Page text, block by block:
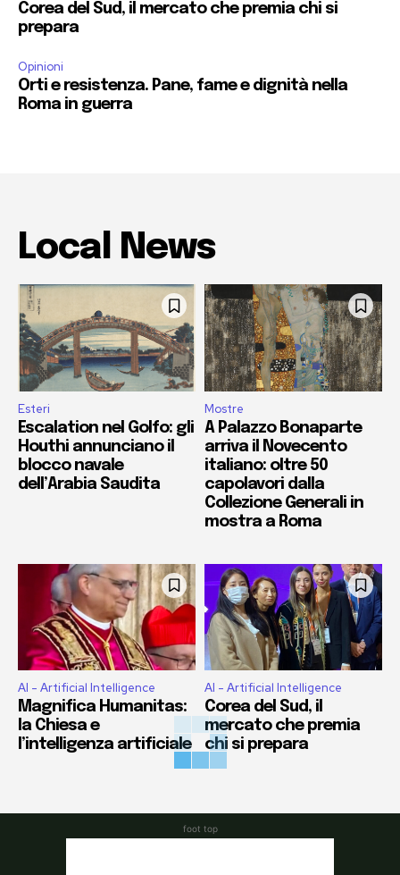
Corea del Sud, il mercato che premia chi si
prepara
Opinioni
Orti e resistenza. Pane, fame e dignità nella
Roma in guerra
Local News
Esteri
Escalation nel Golfo: gli
Houthi annunciano il
blocco navale
dell’Arabia Saudita
Mostre
A Palazzo Bonaparte
arriva il Novecento
italiano: oltre 50
capolavori dalla
Collezione Generali in
mostra a Roma
AI - Artificial Intelligence
Magnifica Humanitas:
la Chiesa e
l’intelligenza artificiale
AI - Artificial Intelligence
Corea del Sud, il
mercato che premia
chi si prepara
foot top